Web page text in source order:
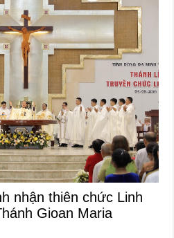
nhận thiên chức Linh
Gioan Maria